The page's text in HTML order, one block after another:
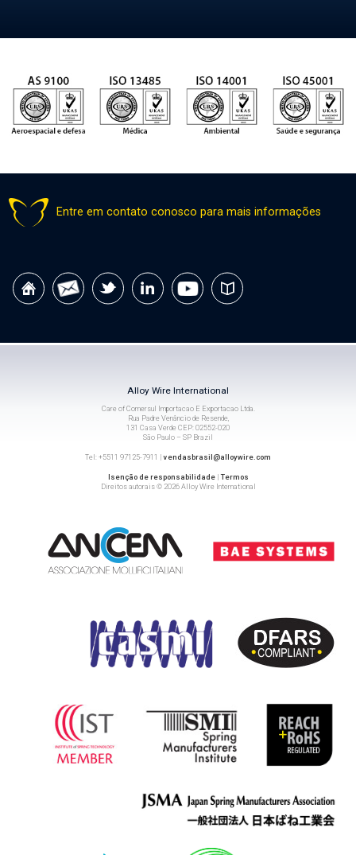
Entre em contato conosco para mais informações
Alloy Wire International
Care of Comersul Importacao E Exportacao Ltda.
Rua Padre Venâncio de Resende,
131 Casa Verde CEP: 02552-020
São Paulo – SP Brazil
Tel: +5511 97125-7911 |vendasbrasil@alloywire.com
Isenção de responsabilidade|Termos
Direitos autorais © 2026 Alloy Wire International